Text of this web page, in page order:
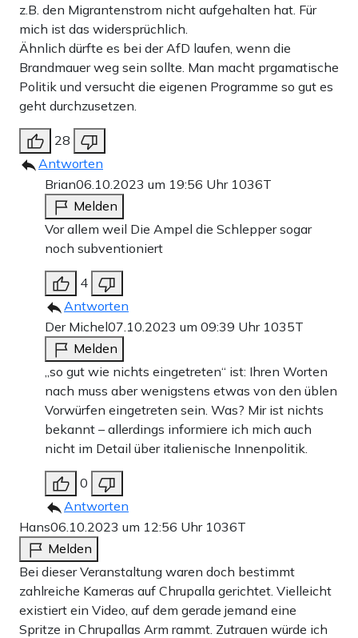
z.B. den Migrantenstrom nicht aufgehalten hat. Für
mich ist das widersprüchlich.
Ähnlich dürfte es bei der AfD laufen, wenn die
Brandmauer weg sein sollte. Man macht prgamatische
Politik und versucht die eigenen Programme so gut es
geht durchzusetzen.
28
Antworten
Brian06.10.2023 um 19:56 Uhr 1036T
Melden
Vor allem weil Die Ampel die Schlepper sogar
noch subventioniert
4
Antworten
Der Michel07.10.2023 um 09:39 Uhr 1035T
Melden
„so gut wie nichts eingetreten“ ist: Ihren Worten
nach muss aber wenigstens etwas von den üblen
Vorwürfen eingetreten sein. Was? Mir ist nichts
bekannt – allerdings informiere ich mich auch
nicht im Detail über italienische Innenpolitik.
0
Antworten
Hans06.10.2023 um 12:56 Uhr 1036T
Melden
Bei dieser Veranstaltung waren doch bestimmt
zahlreiche Kameras auf Chrupalla gerichtet. Vielleicht
existiert ein Video, auf dem gerade jemand eine
Spritze in Chrupallas Arm rammt. Zutrauen würde ich